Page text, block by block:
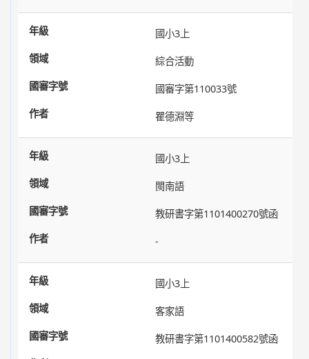
國小3上
綜合活動
國審字第110033號
瞿德淵等
國小3上
閩南語
教研書字第1101400270號函
-
國小3上
客家語
教研書字第1101400582號函